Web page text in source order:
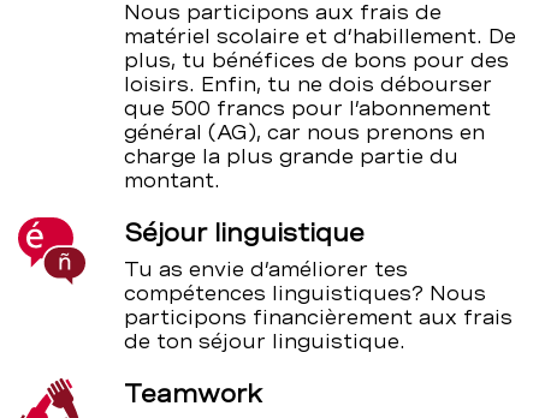
Nous participons aux frais de
matériel scolaire et d’habillement. De
plus, tu bénéfices de bons pour des
loisirs. Enfin, tu ne dois débourser
que 500 francs pour l’abonnement
général (AG), car nous prenons en
charge la plus grande partie du
montant.
Séjour linguistique
Tu as envie d’améliorer tes
compétences linguistiques? Nous
participons financièrement aux frais
de ton séjour linguistique.
Teamwork